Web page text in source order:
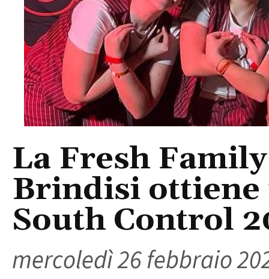
La Fresh
Brindisi ottiene
South Control
mercoledì 26 febbraio